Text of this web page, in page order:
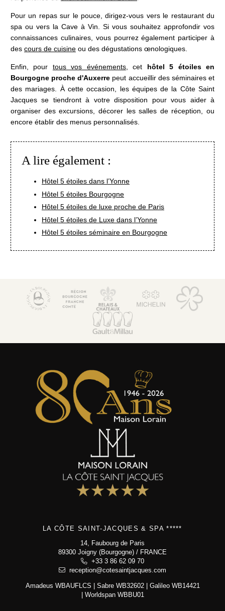
Pour un repas sur le pouce, dirigez-vous vers le restaurant du
spa ou vers la Cave à Vin. Si vous souhaitez approfondir vos
connaissances culinaires, vous pourrez également participer à
des cours de cuisine ou des dégustations œnologiques.
Enfin, pour tous vos événements, cet hôtel 5 étoiles en
Bourgogne proche d'Auxerre peut accueillir des séminaires et
des mariages. À cette occasion, les équipes de la Côte Saint
Jacques se tiendront à votre disposition pour vous aider à
organiser des excursions, décorer les salles de réception, ou
encore établir des menus personnalisés.
A lire également :
Hôtel 5 étoiles dans l’Yonne
Hôtel 5 étoiles Bourgogne
Hôtel 5 étoiles de luxe proche de Paris
Hôtel 5 étoiles de Luxe dans l’Yonne
Hôtel 5 étoiles séminaire en Bourgogne
LA CÔTE SAINT-JACQUES & SPA *****
14, Faubourg de Paris
89300 Joigny (Bourgogne) / FRANCE
+33 3 86 62 09 70
reception@cotesaintjacques.com
Amadeus WBAUFLCS | Sabre WB32602 | Galileo WB14421
| Worldspan WBBU01
Maison Lorain
Restaurant 2*
Le Bistrot
Hôtel 5*
Bien-être & Spa
Maison de Famille
Séminaires & Evènements
Offres & forfaits
Activités
Environnement & Biodiversité
Contact & accès
Recrutement